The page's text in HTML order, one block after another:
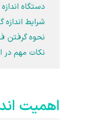
دستگاه
شرایط
نحوه گرفتن
نکات مهم در
اهمیت